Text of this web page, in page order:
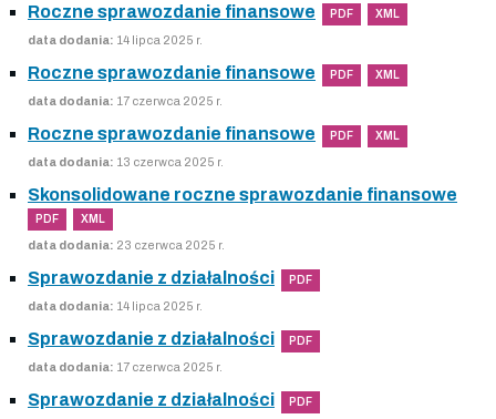
Roczne sprawozdanie finansowe PDF XML
data dodania: 14 lipca 2025 r.
Roczne sprawozdanie finansowe PDF XML
data dodania: 17 czerwca 2025 r.
Roczne sprawozdanie finansowe PDF XML
data dodania: 13 czerwca 2025 r.
Skonsolidowane roczne sprawozdanie finansowe
PDF XML
data dodania: 23 czerwca 2025 r.
Sprawozdanie z działalności PDF
data dodania: 14 lipca 2025 r.
Sprawozdanie z działalności PDF
data dodania: 17 czerwca 2025 r.
Sprawozdanie z działalności PDF